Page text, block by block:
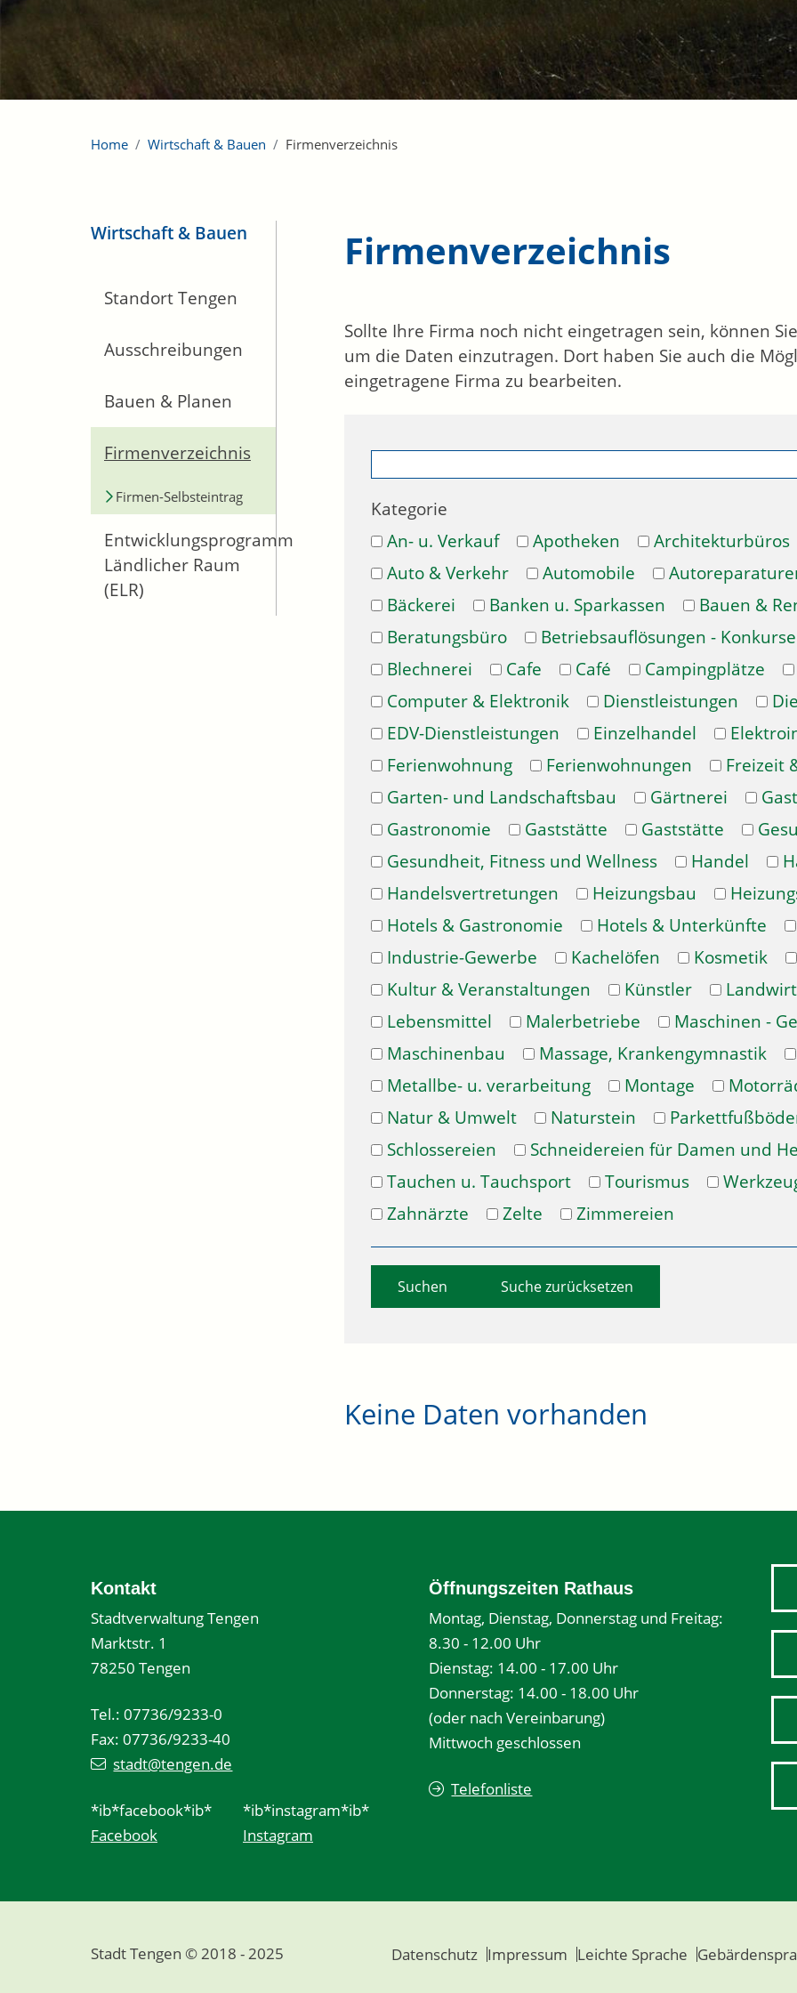
Home Wirtschaft & Bauen Firmenverzeichnis
Wirtschaft & Bauen
Standort Tengen
Ausschreibungen
Bauen & Planen
Firmenverzeichnis
Firmen-Selbsteintrag
Entwicklungsprogramm
Ländlicher Raum
(ELR)
Firmenverzeichnis
Sollte Ihre Firma noch nicht eingetragen sein, können
um die Daten einzutragen. Dort haben Sie auch die
eingetragene Firma zu bearbeiten.
Kategorie
An- u. Verkauf
Apotheken Architekturbüros
Auto & Verkehr
Automobile
Bäckerei
Banken u. Sparkassen Bauen &
Beratungsbüro
Betriebsauflösungen - Konkurse
Blechnerei
Cafe Café Campingplätze
Computer & Elektronik
Dienstleistungen
EDV-Dienstleistungen
Einzelhandel
Ferienwohnung
Ferienwohnungen Freizeit
Garten- und Landschaftsbau
Gärtnerei
Gastronomie
Gaststätte Gaststätte
Gesundheit, Fitness und Wellness
Handel
Handelsvertretungen
Heizungsbau
Hotels & Gastronomie
Hotels & Unterkünfte
Industrie-Gewerbe
Kachelöfen Kosmetik
Kultur & Veranstaltungen
Künstler
Lebensmittel
Malerbetriebe
Maschinen -
Maschinenbau
Massage, Krankengymnastik
Metallbe- u. verarbeitung
Montage
Natur & Umwelt
Naturstein
Schlossereien
Schneidereien für Damen und
Tauchen u. Tauchsport
Tourismus
Zahnärzte
Zelte Zimmereien
Suche zurücksetzen
Keine Daten vorhanden
Kontakt
Stadtverwaltung Tengen
Marktstr. 1
78250 Tengen
Tel.: 07736/9233-0
Fax: 07736/9233-40
stadt@tengen.de
*ib*facebook*ib*
Facebook
*ib*instagram*ib*
Instagram
Öffnungszeiten Rathaus
Montag, Dienstag, Donnerstag und Freitag:
8.30 - 12.00 Uhr
Dienstag: 14.00 - 17.00 Uhr
Donnerstag: 14.00 - 18.00 Uhr
(oder nach Vereinbarung)
Mittwoch geschlossen
Telefonliste
Stadt Tengen © 2018 - 2025 Datenschutz Impressum Leichte Sprache